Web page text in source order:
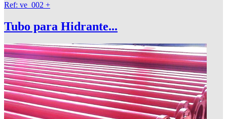
Ref: ve_002 +
Tubo para Hidrante...